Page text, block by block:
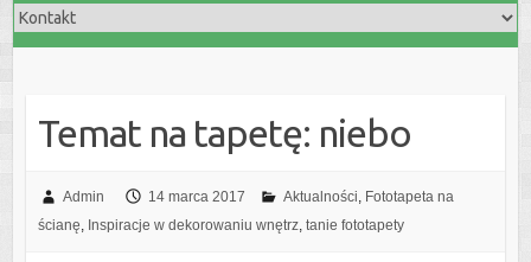
Temat na tapetę: niebo
Admin 14 marca 2017 Aktualności, Fototapeta na
ścianę, Inspiracje w dekorowaniu wnętrz, tanie fototapety